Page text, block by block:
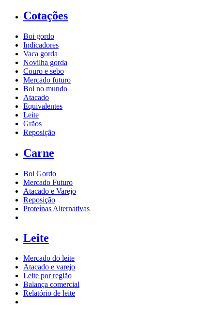
Cotações
Boi gordo
Indicadores
Vaca gorda
Novilha gorda
Couro e sebo
Mercado futuro
Boi no mundo
Atacado
Equivalentes
Leite
Grãos
Reposição
Carne
Boi Gordo
Mercado Futuro
Atacado e Varejo
Reposição
Proteínas Alternativas
Leite
Mercado do leite
Atacado e varejo
Leite por região
Balança comercial
Relatório de leite